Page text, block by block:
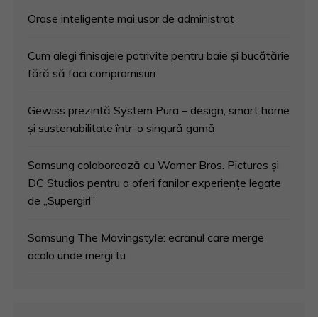
Orase inteligente mai usor de administrat
Cum alegi finisajele potrivite pentru baie și bucătărie
fără să faci compromisuri
Gewiss prezintă System Pura – design, smart home
și sustenabilitate într-o singură gamă
Samsung colaborează cu Warner Bros. Pictures și
DC Studios pentru a oferi fanilor experiențe legate
de „Supergirl”
Samsung The Movingstyle: ecranul care merge
acolo unde mergi tu